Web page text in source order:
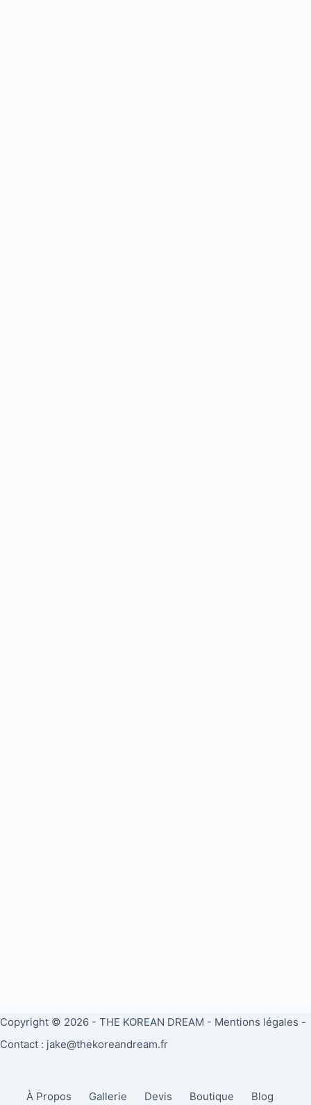
Copyright © 2026 - THE KOREAN DREAM - Mentions légales -
Contact : jake@thekoreandream.fr
À Propos Gallerie Devis Boutique Blog